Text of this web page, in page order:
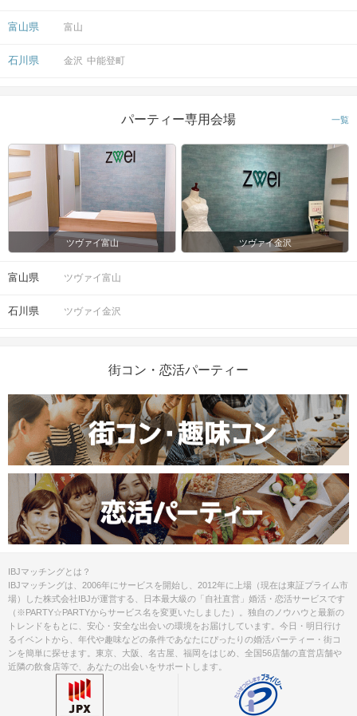
富山県 富山
石川県 金沢 中能登町
パーティー専用会場 一覧
ツヴァイ富山 ツヴァイ金沢
富山県 ツヴァイ富山
石川県 ツヴァイ金沢
街コン・恋活パーティー
IBJマッチングとは？
IBJマッチングは、2006年にサービスを開始し、2012年に上場（現在は東証プライム市
場）した株式会社IBJが運営する、日本最大級の「自社直営」婚活・恋活サービスです
（※PARTY☆PARTYからサービス名を変更いたしました）。独自のノウハウと最新の
トレンドをもとに、安心・安全な出会いの環境をお届けしています。今日・明日行け
るイベントから、年代や趣味などの条件であなたにぴったりの婚活パーティー・街コ
ンを簡単に探せます。東京、大阪、名古屋、福岡をはじめ、全国56店舗の直営店舗や
近隣の飲食店等で、あなたの出会いをサポートします。